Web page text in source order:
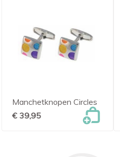
Manchetknopen Circles
€ 39,95